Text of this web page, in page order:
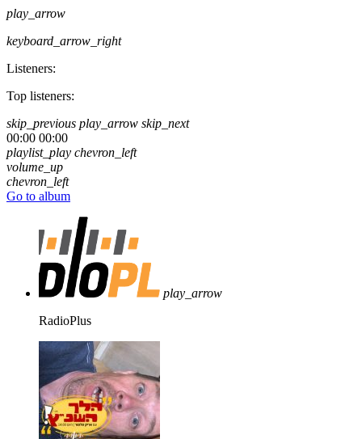
play_arrow
keyboard_arrow_right
Listeners:
Top listeners:
skip_previous play_arrow skip_next
00:00 00:00
playlist_play chevron_left
volume_up
chevron_left
Go to album
play_arrow
RadioPlus